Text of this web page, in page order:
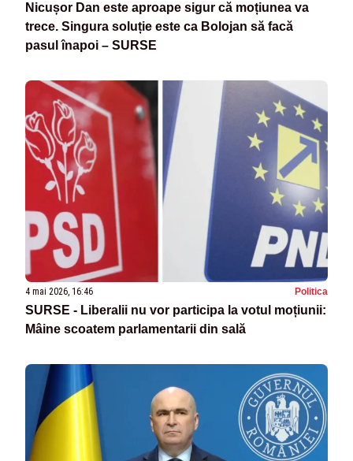
Nicușor Dan este aproape sigur că moțiunea va
trece. Singura soluție este ca Bolojan să facă
pasul înapoi – SURSE
4 mai 2026, 16:46 Politica
SURSE - Liberalii nu vor participa la votul moțiunii:
Mâine scoatem parlamentarii din sală